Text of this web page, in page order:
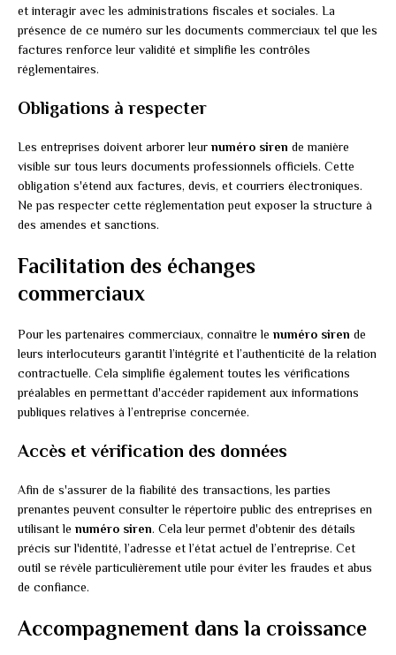
et interagir avec les administrations fiscales et sociales. La
présence de ce numéro sur les documents commerciaux tel que les
factures renforce leur validité et simplifie les contrôles
réglementaires.
Obligations à respecter
Les entreprises doivent arborer leur numéro siren de manière
visible sur tous leurs documents professionnels officiels. Cette
obligation s'étend aux factures, devis, et courriers électroniques.
Ne pas respecter cette réglementation peut exposer la structure à
des amendes et sanctions.
Facilitation des échanges
commerciaux
Pour les partenaires commerciaux, connaître le numéro siren de
leurs interlocuteurs garantit l’intégrité et l’authenticité de la relation
contractuelle. Cela simplifie également toutes les vérifications
préalables en permettant d'accéder rapidement aux informations
publiques relatives à l’entreprise concernée.
Accès et vérification des données
Afin de s'assurer de la fiabilité des transactions, les parties
prenantes peuvent consulter le répertoire public des entreprises en
utilisant le numéro siren. Cela leur permet d'obtenir des détails
précis sur l'identité, l’adresse et l’état actuel de l’entreprise. Cet
outil se révèle particulièrement utile pour éviter les fraudes et abus
de confiance.
Accompagnement dans la croissance